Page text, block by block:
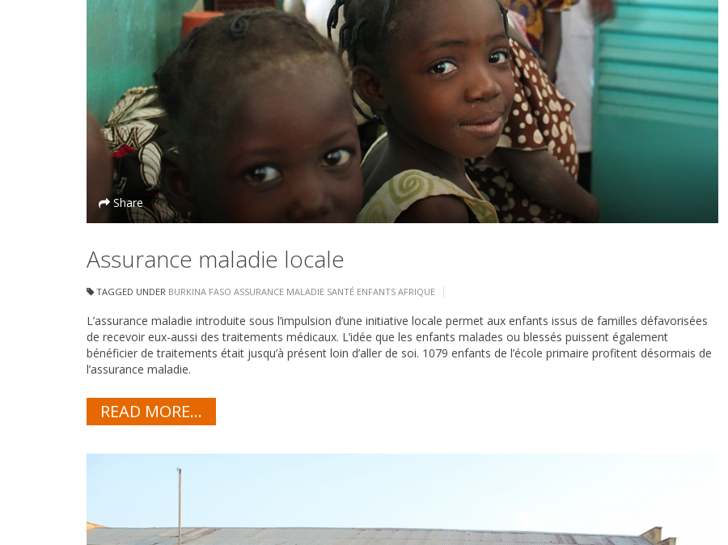
Share
Assurance maladie locale
TAGGED UNDER BURKINA FASO ASSURANCE MALADIE SANTÉ ENFANTS AFRIQUE
L’assurance maladie introduite sous l’impulsion d’une initiative locale permet aux enfants issus de familles défavorisées
de recevoir eux-aussi des traitements médicaux. L’idée que les enfants malades ou blessés puissent également
bénéficier de traitements était jusqu’à présent loin d’aller de soi. 1079 enfants de l’école primaire profitent désormais de
l’assurance maladie.
READ MORE...